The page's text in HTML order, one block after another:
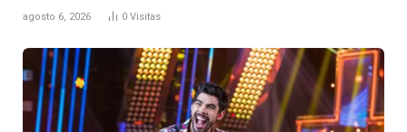
agosto 6, 2026 0 Visitas